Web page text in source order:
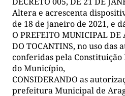
Altera e acrescenta
de 18 de janeiro de 2021, e
O PREFEITO MUNICIPAL DE
DO TOCANTINS, no uso das
conferidas pela
do Município,
CONSIDERANDO as
prefeitura Municipal de